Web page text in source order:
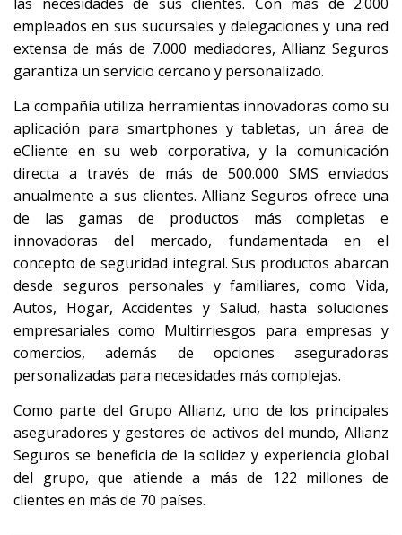
empleados en sus sucursales y delegaciones y una red
extensa de más de 7.000 mediadores, Allianz Seguros
garantiza un servicio cercano y personalizado.
La compañía utiliza herramientas innovadoras como su
aplicación para smartphones y tabletas, un área de
eCliente en su web corporativa, y la comunicación
directa a través de más de 500.000 SMS enviados
anualmente a sus clientes. Allianz Seguros ofrece una
de las gamas de productos más completas e
innovadoras del mercado, fundamentada en el
concepto de seguridad integral. Sus productos abarcan
desde seguros personales y familiares, como Vida,
Autos, Hogar, Accidentes y Salud, hasta soluciones
empresariales como Multirriesgos para empresas y
comercios, además de opciones aseguradoras
personalizadas para necesidades más complejas.
Como parte del Grupo Allianz, uno de los principales
aseguradores y gestores de activos del mundo, Allianz
Seguros se beneficia de la solidez y experiencia global
del grupo, que atiende a más de 122 millones de
clientes en más de 70 países.